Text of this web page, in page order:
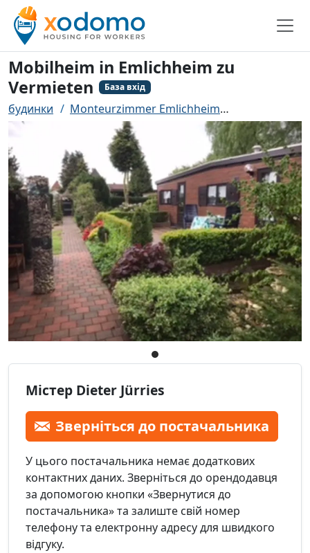
Mobilheim in Emlichheim zu
Vermieten
База вхід
будинки Monteurzimmer Emlichheim
Містер Dieter Jürries
Зверніться до постачальника
У цього постачальника немає додаткових
контактних даних. Зверніться до орендодавця
за допомогою кнопки «Звернутися до
постачальника» та залиште свій номер
телефону та електронну адресу для швидкого
відгуку.